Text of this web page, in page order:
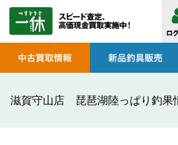
滋賀守山店 琵琶湖陸っぱり釣果